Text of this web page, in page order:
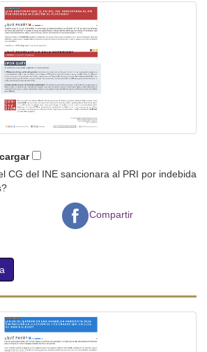
CG del INE sancionara al PRI por indebida
Compartir